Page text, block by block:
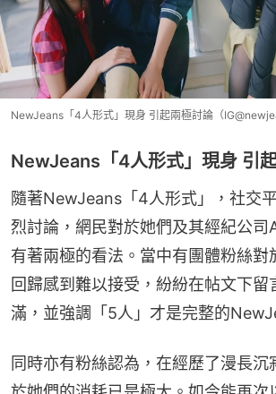
NewJeans「4人形式」現身 引起兩極討論（
NewJeans「4人形式」現身 引
隨著NewJeans「4人形式」，社交
烈討論，網民對於她們及其經紀公司
有著兩極的看法。當中有團體粉絲對
回歸感到難以接受，紛紛在帖文下留
滿，並強調「5人」才是完整的
同時亦有粉絲認為，在經歷了漫長沉